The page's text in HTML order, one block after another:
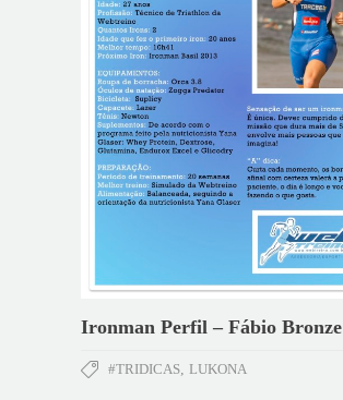
Ironman Perfil – Fábio Bronze
#TRIDICAS LUKONA